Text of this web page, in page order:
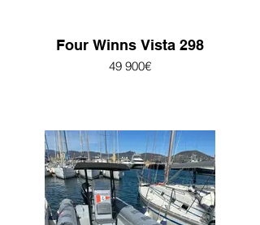
Four Winns Vista 298
49 900€